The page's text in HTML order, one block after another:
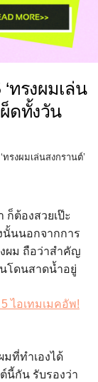
ทรงผมเล่น
ผ็ดทั้งวัน
รงผมเล่นสงกรานต์’
ก็ต้องสวยเป๊ะ
นั้นนอกจากการ
ผม ถือว่าสำคัญ
โดนสาดน้ำอยู่
ไอเทมเมคอัพ!
ที่ทำเองได้
นี้กัน รับรองว่า